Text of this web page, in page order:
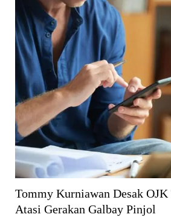
Tommy Kurniawan Desak OJK
Atasi Gerakan Galbay Pinjol